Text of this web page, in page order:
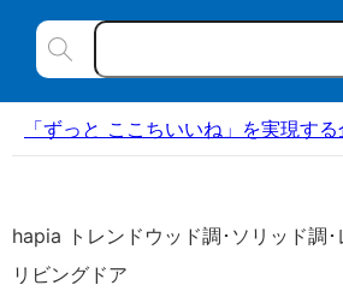
「ずっと ここちいいね」を実現す
hapia トレンドウッド調･ソリッド調
リビングドア